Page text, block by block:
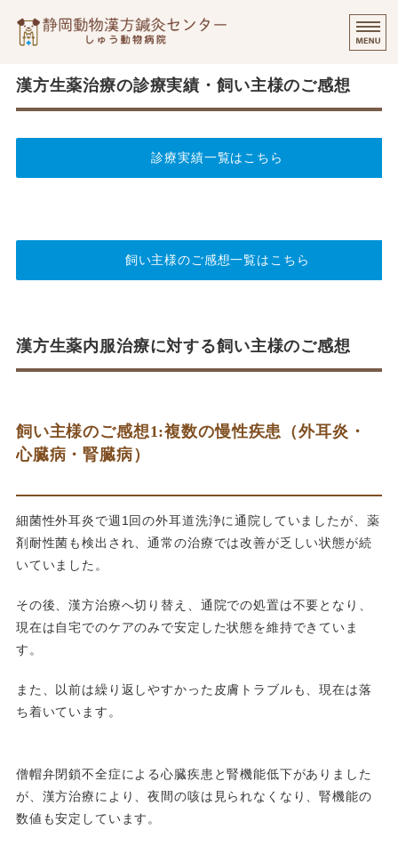
ご挨拶
オンラインでのご相談
漢方生薬治療の診療実績・飼い主様のご感想
診療実績一覧はこちら
飼い主様のご感想一覧はこちら
漢方生薬内服治療に対する飼い主様のご感想
飼い主様のご感想1:複数の慢性疾患（外耳炎・
心臓病・腎臓病）
細菌性外耳炎で週1回の外耳道洗浄に通院していましたが、薬
剤耐性菌も検出され、通常の治療では改善が乏しい状態が続
いていました。
その後、漢方治療へ切り替え、通院での処置は不要となり、
現在は自宅でのケアのみで安定した状態を維持できていま
す。
また、以前は繰り返しやすかった皮膚トラブルも、現在は落
ち着いています。
僧帽弁閉鎖不全症による心臓疾患と腎機能低下がありました
が、漢方治療により、夜間の咳は見られなくなり、腎機能の
数値も安定しています。